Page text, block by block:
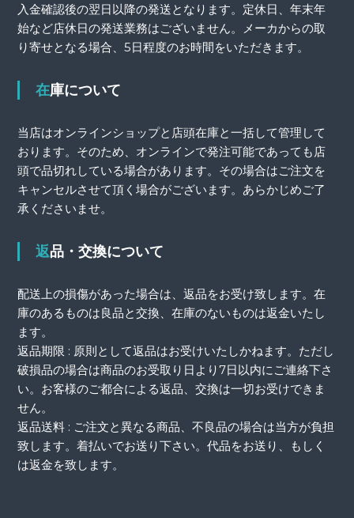
入金確認後の翌日以降の発送となります。定休日、年末年
始など店休日の発送業務はございません。メーカからの取
り寄せとなる場合、5日程度のお時間をいただきます。
在庫について
当店はオンラインショップと店頭在庫と一括して管理して
おります。そのため、オンラインで発注可能であっても店
頭で品切れしている場合があります。その場合はご注文を
キャンセルさせて頂く場合がございます。あらかじめご了
承くださいませ。
返品・交換について
配送上の損傷があった場合は、返品をお受け致します。在
庫のあるものは良品と交換、在庫のないものは返金いたし
ます。
返品期限 : 原則として返品はお受けいたしかねます。ただし
破損品の場合は商品のお受取り日より7日以内にご連絡下さ
い。お客様のご都合による返品、交換は一切お受けできま
せん。
返品送料 : ご注文と異なる商品、不良品の場合は当方が負担
致します。着払いでお送り下さい。代品をお送り、もしく
は返金を致します。